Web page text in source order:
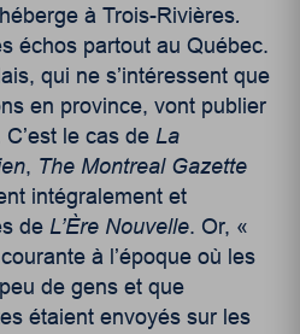
à Trois-Rivières.
échos partout au Québec.
qui ne s’intéressent que
en province, vont publier
C’est le cas deLa
, The Montreal Gazette
intégralement et
deL’Ère Nouvelle. Or, «
à l’époque où les
de gens et que
étaient envoyés sur les